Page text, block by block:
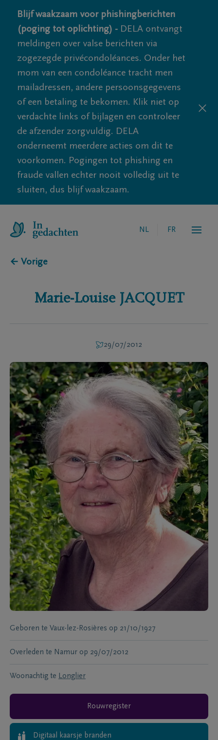
Blijf waakzaam voor phishingberichten
(poging tot oplichting) - DELA ontvangt
meldingen over valse berichten via
zogezegde privécondoléances. Onder het
mom van een condoléance tracht men
mailadressen, andere persoonsgegevens
of een betaling te bekomen. Klik niet op
verdachte links of bijlagen en controleer
de afzender zorgvuldig. DELA
onderneemt meerdere acties om dit te
voorkomen. Pogingen tot phishing en
fraude vallen echter nooit volledig uit te
sluiten, dus blijf waakzaam.
NL FR
← Vorige
Marie-Louise JACQUET
29/07/2012
Geboren te Vaux-lez-Rosières op 21/10/1927
Overleden te Namur op 29/07/2012
Woonachtig te Longlier
Rouwregister
Digitaal kaarsje branden